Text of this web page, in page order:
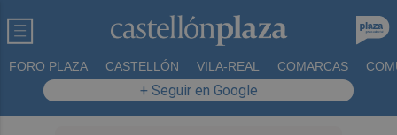
FORO PLAZA CASTELLÓN VILA-REAL COMARCAS
+ Seguir en Google